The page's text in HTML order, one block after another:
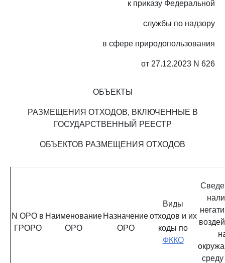
к приказу Федеральной
службы по надзору
в сфере природопользования
от 27.12.2023 N 626
ОБЪЕКТЫ
РАЗМЕЩЕНИЯ ОТХОДОВ, ВКЛЮЧЕННЫЕ В
ГОСУДАРСТВЕННЫЙ РЕЕСТР
ОБЪЕКТОВ РАЗМЕЩЕНИЯ ОТХОДОВ
N ОРО в
ГРОРО
Наименование
ОРО
Назначение
ОРО
Виды
отходов и их
коды по
ФККО